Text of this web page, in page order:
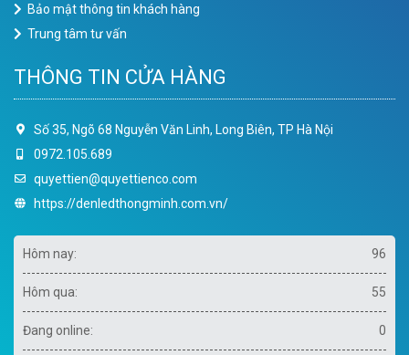
Bảo mật thông tin khách hàng
Trung tâm tư vấn
THÔNG TIN CỬA HÀNG
Số 35, Ngõ 68 Nguyễn Văn Linh, Long Biên, TP Hà Nội
0972.105.689
quyettien@quyettienco.com
https://denledthongminh.com.vn/
96
Hôm nay:
55
Hôm qua:
0
Đang online: